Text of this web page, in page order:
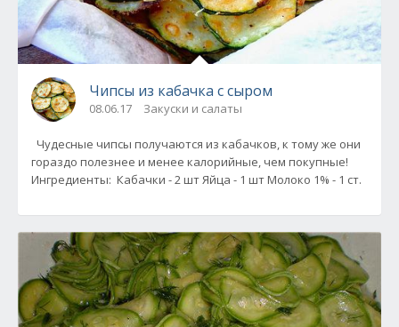
Чипсы из кабачка с сыром
08.06.17 Закуски и салаты
Чудесные чипсы получаются из кабачков, к тому же они
гораздо полезнее и менее калорийные, чем покупные!
Ингредиенты: Кабачки - 2 шт Яйца - 1 шт Молоко 1% - 1 ст.